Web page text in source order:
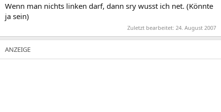
Wenn man nichts linken darf, dann sry wusst ich net. (Könnte
ja sein)
Zuletzt bearbeitet: 24. August 2007